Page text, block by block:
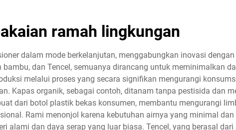
ramah lingkungan
dalam mode berkelanjutan, menggabungkan inovasi
dan Tencel, semuanya dirancang untuk meminimalkan
melalui proses yang secara signifikan mengurangi
Kapas organik, sebagai contoh, ditanam tanpa pestisida dan
dari botol plastik bekas konsumen, membantu mengurangi
Rami menonjol karena kebutuhan airnya yang minimal
alami dan daya serap yang luar biasa. Tencel, yang berasal